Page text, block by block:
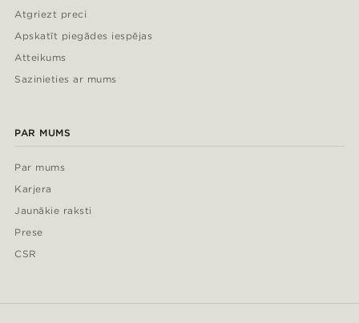
Atgriezt preci
Apskatīt piegādes iespējas
Atteikums
Sazinieties ar mums
PAR MUMS
Par mums
Karjera
Jaunākie raksti
Prese
CSR